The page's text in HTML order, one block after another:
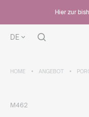
Hier zur
DE
HOME ANGEBOT
M462